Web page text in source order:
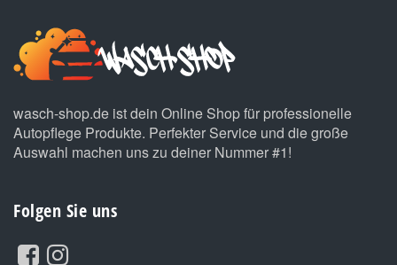
wasch-shop.de ist dein Online Shop für professionelle
Autopflege Produkte. Perfekter Service und die große
Auswahl machen uns zu deiner Nummer #1!
Folgen Sie uns